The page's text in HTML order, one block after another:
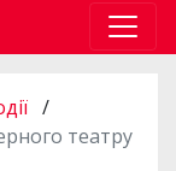
/
театру